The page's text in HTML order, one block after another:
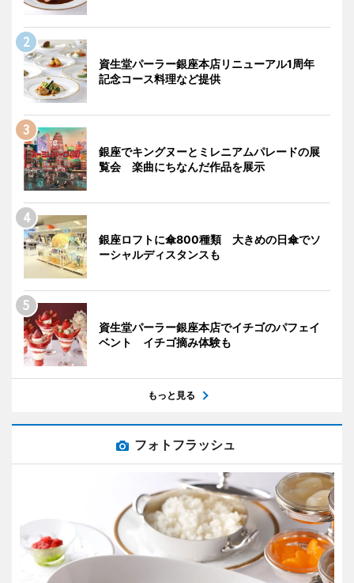
資生堂パーラー銀座本店リニューアル1周年
記念コース料理など提供
銀座でキングヌーとミレニアムパレードの展
覧会 楽曲にちなんだ作品を展示
銀座ロフトに傘800種類 大きめの日傘でソ
ーシャルディスタンスも
資生堂パーラー銀座本店でイチゴのパフェイ
ベント イチゴ摘み体験も
もっと見る
フォトフラッシュ